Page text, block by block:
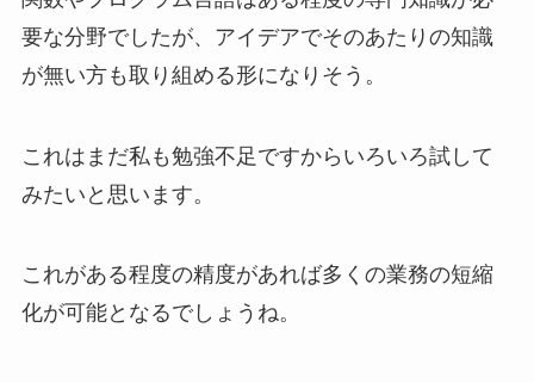
要な分野でしたが、アイデアでそのあたりの知識
が無い方も取り組める形になりそう。
これはまだ私も勉強不足ですからいろいろ試して
みたいと思います。
これがある程度の精度があれば多くの業務の短縮
化が可能となるでしょうね。